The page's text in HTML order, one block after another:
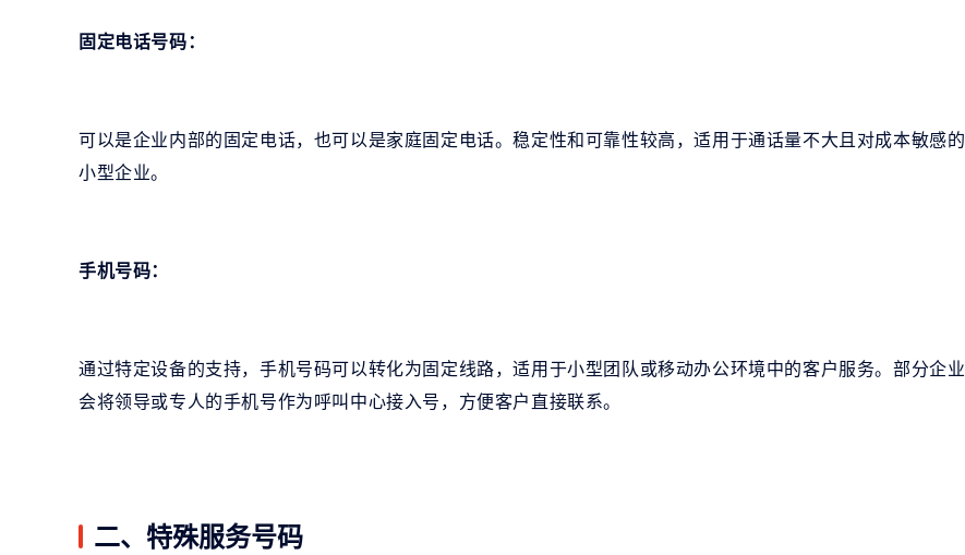
固定电话号码：
可以是企业内部的固定电话，也可以是家庭固定电话。稳定性和可靠性较高，适用于通话量不大且对成本敏感的
小型企业。
手机号码：
通过特定设备的支持，手机号码可以转化为固定线路，适用于小型团队或移动办公环境中的客户服务。部分企业
会将领导或专人的手机号作为呼叫中心接入号，方便客户直接联系。
二、特殊服务号码